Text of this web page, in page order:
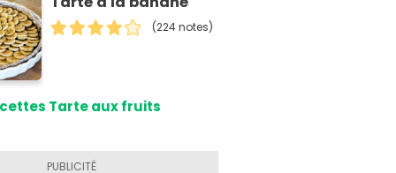
(224 notes)
Tarte aux fruits